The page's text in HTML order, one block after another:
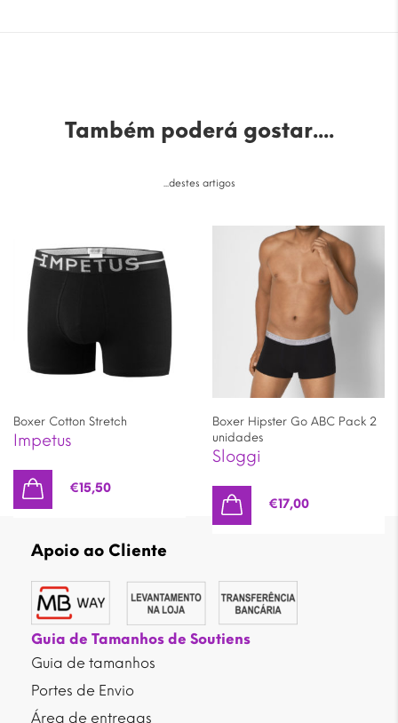
Também poderá gostar....
...destes artigos
Boxer Cotton Stretch
Impetus
€15,50
Boxer Hipster Go ABC Pack 2
unidades
Sloggi
€17,00
Apoio ao Cliente
Guia de Tamanhos de Soutiens
Guia de tamanhos
Portes de Envio
Área de entregas